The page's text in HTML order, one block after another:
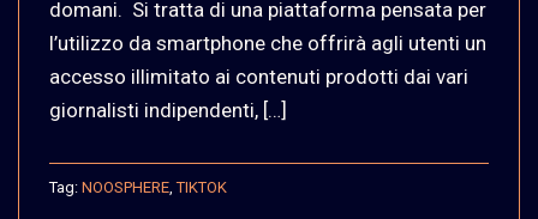
domani. Si tratta di una piattaforma pensata per
l’utilizzo da smartphone che offrirà agli utenti un
accesso illimitato ai contenuti prodotti dai vari
giornalisti indipendenti, […]
Tag: NOOSPHERE ,TIKTOK